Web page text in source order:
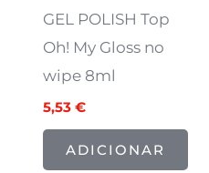
GEL POLISH Top
Oh! My Gloss no
wipe 8ml
5,53 €
ADICIONAR